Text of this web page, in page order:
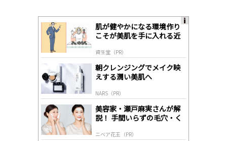
肌が健やかになる環境作り
こそが美肌を手に入れる近
資生堂（PR）
朝クレンジングでメイク映
えする潤い美肌へ
NARS（PR）
美容家・瀬戸麻実さんが解
説！ 手間いらずの毛穴・く
ニベア花王（PR）